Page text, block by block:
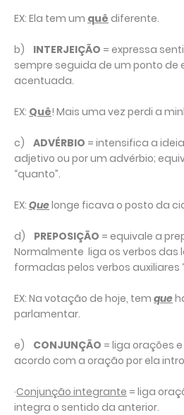
EX: Ela tem um quê diferente.
b) INTERJEIÇÃO = expressa
sempre seguida de um ponto de
acentuada.
EX: Quê! Mais uma vez perdi a
c) ADVÉRBIO = intensifica a
adjetivo ou por um advérbio;
“quanto”.
EX: Quelonge ficava o posto da
d) PREPOSIÇÃO = equivale a
Normalmente liga os verbos das
formadas pelos verbos auxiliares
EX: Na votação de hoje, tem que
parlamentar.
e) CONJUNÇÃO = liga orações
acordo com a oração por ela
·Conjunção integrante = liga
integra o sentido da anterior.